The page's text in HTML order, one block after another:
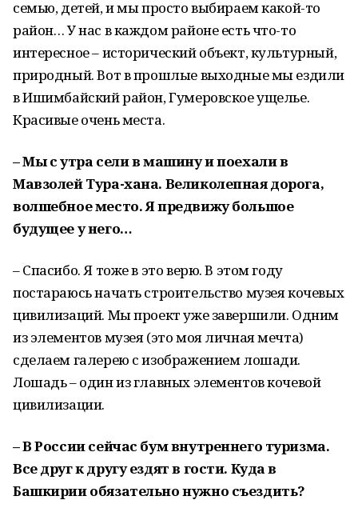
семью, детей, и мы просто выбираем какой-то
район… У нас в каждом районе есть что-то
интересное – исторический объект, культурный,
природный. Вот в прошлые выходные мы ездили
в Ишимбайский район, Гумеровское ущелье.
Красивые очень места.
– Мы с утра сели в машину и поехали в
Мавзолей Тура-хана. Великолепная дорога,
волшебное место. Я предвижу большое
будущее у него…
– Спасибо. Я тоже в это верю. В этом году
постараюсь начать строительство музея кочевых
цивилизаций. Мы проект уже завершили. Одним
из элементов музея (это моя личная мечта)
сделаем галерею с изображением лошади.
Лошадь – один из главных элементов кочевой
цивилизации.
– В России сейчас бум внутреннего туризма.
Все друг к другу ездят в гости. Куда в
Башкирии обязательно нужно съездить?